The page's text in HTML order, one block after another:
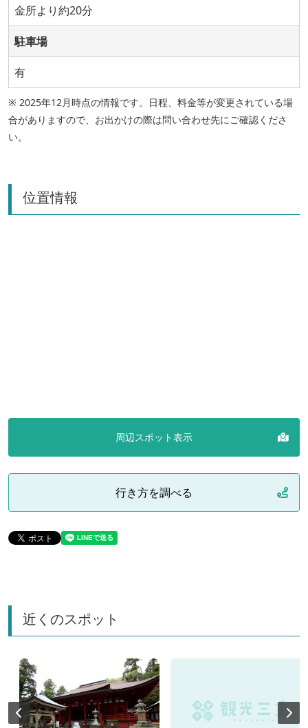
金所より約20分
駐車場
有
※ 2025年12月時点の情報です。日程、料金等が変更されている場
合がありますので、お出かけの際は問い合わせ先にご確認くださ
い。
位置情報
周辺スポット表示
行き方を調べる
近くのスポット